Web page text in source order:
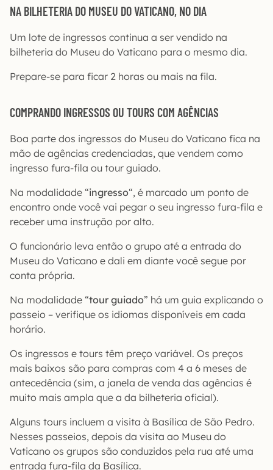
NA BILHETERIA DO MUSEU DO VATICANO, NO DIA
Um lote de ingressos continua a ser vendido na
bilheteria do Museu do Vaticano para o mesmo dia.
Prepare-se para ficar 2 horas ou mais na fila.
COMPRANDO INGRESSOS OU TOURS COM AGÊNCIAS
Boa parte dos ingressos do Museu do Vaticano fica na
mão de agências credenciadas, que vendem como
ingresso fura-fila ou tour guiado.
Na modalidade “ingresso“, é marcado um ponto de
encontro onde você vai pegar o seu ingresso fura-fila e
receber uma instrução por alto.
O funcionário leva então o grupo até a entrada do
Museu do Vaticano e dali em diante você segue por
conta própria.
Na modalidade “tour guiado” há um guia explicando o
passeio – verifique os idiomas disponíveis em cada
horário.
Os ingressos e tours têm preço variável. Os preços
mais baixos são para compras com 4 a 6 meses de
antecedência (sim, a janela de venda das agências é
muito mais ampla que a da bilheteria oficial).
Alguns tours incluem a visita à Basílica de São Pedro.
Nesses passeios, depois da visita ao Museu do
Vaticano os grupos são conduzidos pela rua até uma
entrada fura-fila da Basílica.